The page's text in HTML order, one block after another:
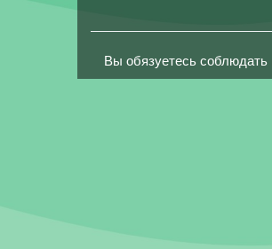
Вы обязуетесь соблюдать